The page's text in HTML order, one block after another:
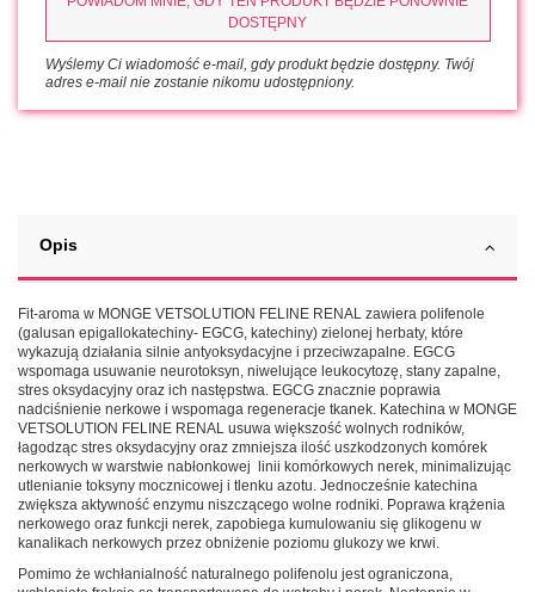
DOSTĘPNY
Wyślemy Ci wiadomość e-mail, gdy produkt będzie dostępny. Twój
adres e-mail nie zostanie nikomu udostępniony.
Opis
Fit-aroma w MONGE VETSOLUTION FELINE RENAL zawiera polifenole
(galusan epigallokatechiny- EGCG, katechiny) zielonej herbaty, które
wykazują działania silnie antyoksydacyjne i przeciwzapalne. EGCG
wspomaga usuwanie neurotoksyn, niwelujące leukocytozę, stany zapalne,
stres oksydacyjny oraz ich następstwa. EGCG znacznie poprawia
nadciśnienie nerkowe i wspomaga regeneracje tkanek. Katechina w MONGE
VETSOLUTION FELINE RENAL usuwa większość wolnych rodników,
łagodząc stres oksydacyjny oraz zmniejsza ilość uszkodzonych komórek
nerkowych w warstwie nabłonkowej linii komórkowych nerek, minimalizując
utlenianie toksyny mocznicowej i tlenku azotu. Jednocześnie katechina
zwiększa aktywność enzymu niszczącego wolne rodniki. Poprawa krążenia
nerkowego oraz funkcji nerek, zapobiega kumulowaniu się glikogenu w
kanalikach nerkowych przez obniżenie poziomu glukozy we krwi.
Pomimo że wchłanialność naturalnego polifenolu jest ograniczona,